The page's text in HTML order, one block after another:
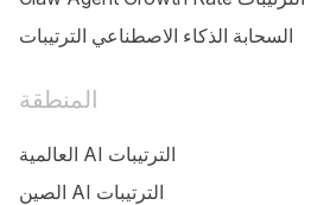
السحابة الذكاء الاصطناعي الترتيبات
المنطقة
العالمية AI الترتيبات
الصين AI الترتيبات